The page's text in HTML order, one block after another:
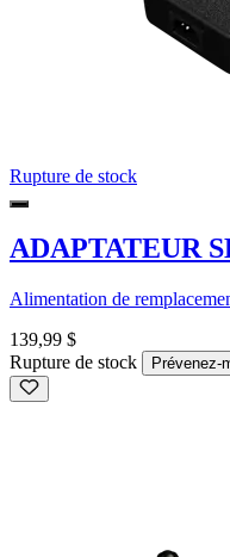
Rupture de stock
ADAPTATEUR
Alimentation de
139,99 $
Rupture de stock
Prévenez-